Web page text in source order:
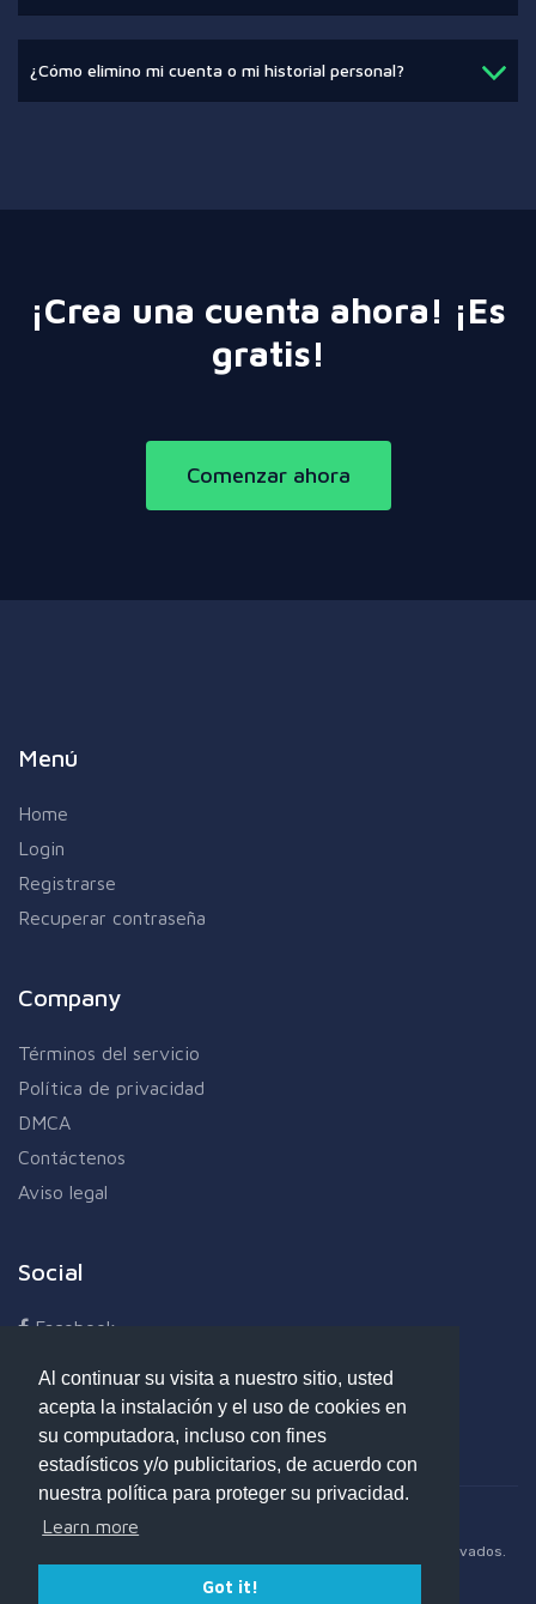
Al continuar su visita a nuestro sitio, usted
acepta la instalación y el uso de cookies en
su computadora, incluso con fines
estadísticos y/o publicitarios, de acuerdo con
nuestra política para proteger su privacidad.
Learn more
Got it!
¿Cómo elimino mi cuenta o mi historial personal?
¡Crea una cuenta ahora! ¡Es
gratis!
Comenzar ahora
Menú
Home
Login
Registrarse
Recuperar contraseña
Company
Términos del servicio
Política de privacidad
DMCA
Contáctenos
Aviso legal
Social
Facebook
Linkedin
Google+
Copyright © 2017 - 2025 Opdeb.com - Todos los derechos reservados.